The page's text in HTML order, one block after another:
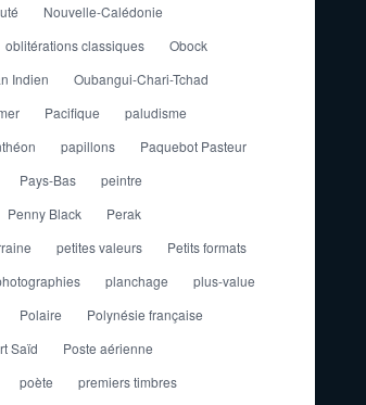
Nouvelle-Calédonie
oblitérations classiques
Obock
Indien
Oubangui-Chari-Tchad
Pacifique
paludisme
papillons
Paquebot Pasteur
Pays-Bas
peintre
Penny Black
Perak
petites valeurs
Petits formats
planchage
plus-value
Polaire
Polynésie française
Saïd
Poste aérienne
poète premiers timbres